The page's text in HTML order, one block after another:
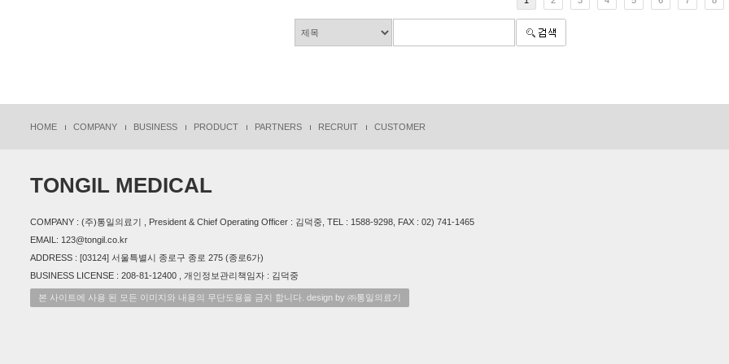
HOME COMPANY BUSINESS PRODUCT PARTNERS RECRUIT CUSTOMER
TONGIL MEDICAL
COMPANY : (주)통일의료기 , President & Chief Operating Officer : 김덕중, TEL : 1588-9298, FAX : 02) 741-1465
EMAIL: 123@tongil.co.kr
ADDRESS : [03124] 서울특별시 종로구 종로 275 (종로6가)
BUSINESS LICENSE : 208-81-12400 , 개인정보관리책임자 : 김덕중
본 사이트에 사용 된 모든 이미지와 내용의 무단도용을 금지 합니다. design by ㈜통일의료기